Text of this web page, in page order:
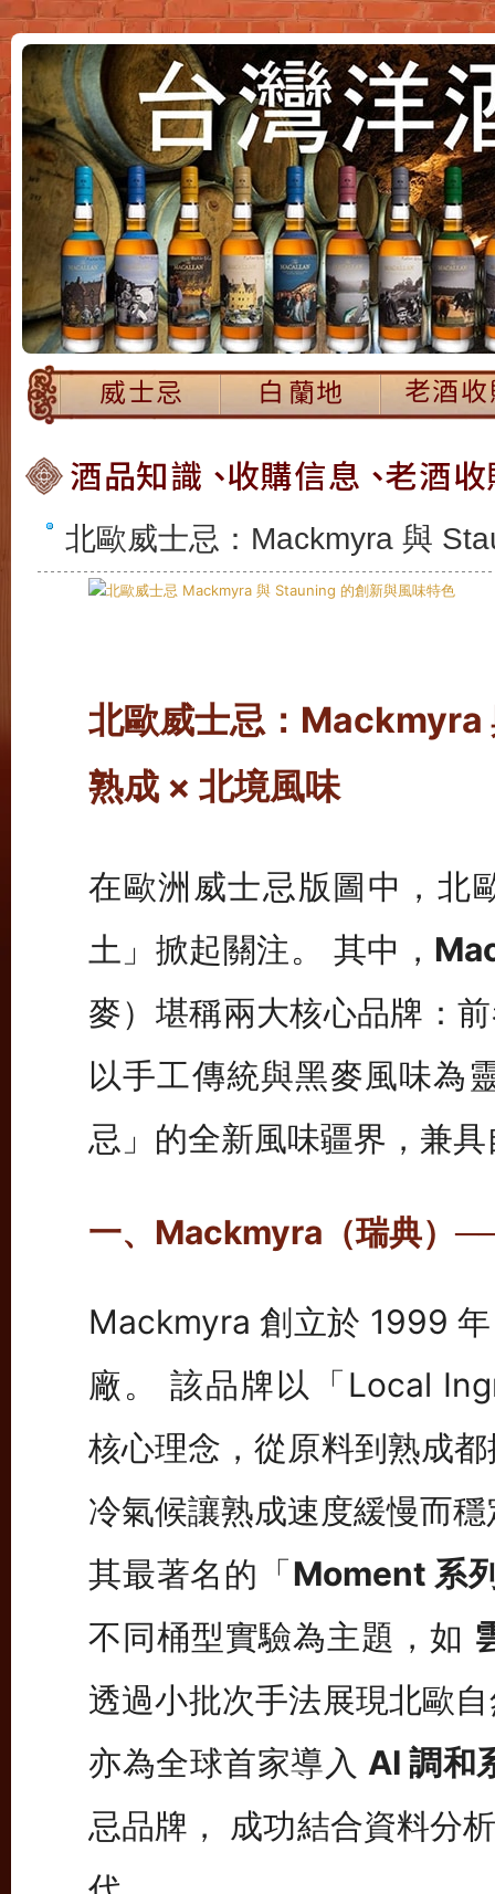
北歐威士忌：Mackmyra 與
北歐威士忌：Mackmyra
熟成 × 北境風味
在歐洲威士忌版圖中，北
土」掀起關注。 其中，
麥）堪稱兩大核心品牌：
以手工傳統與黑麥風味為
忌」的全新風味疆界，兼
一、Mackmyra（瑞典）
Mackmyra 創立於 1999
廠。 該品牌以「Local
核心理念，從原料到熟成
冷氣候讓熟成速度緩慢而
其最著名的「Moment 系
不同桶型實驗為主題，如
透過小批次手法展現北歐
亦為全球首家導入 AI 調和
忌品牌， 成功結合資料分